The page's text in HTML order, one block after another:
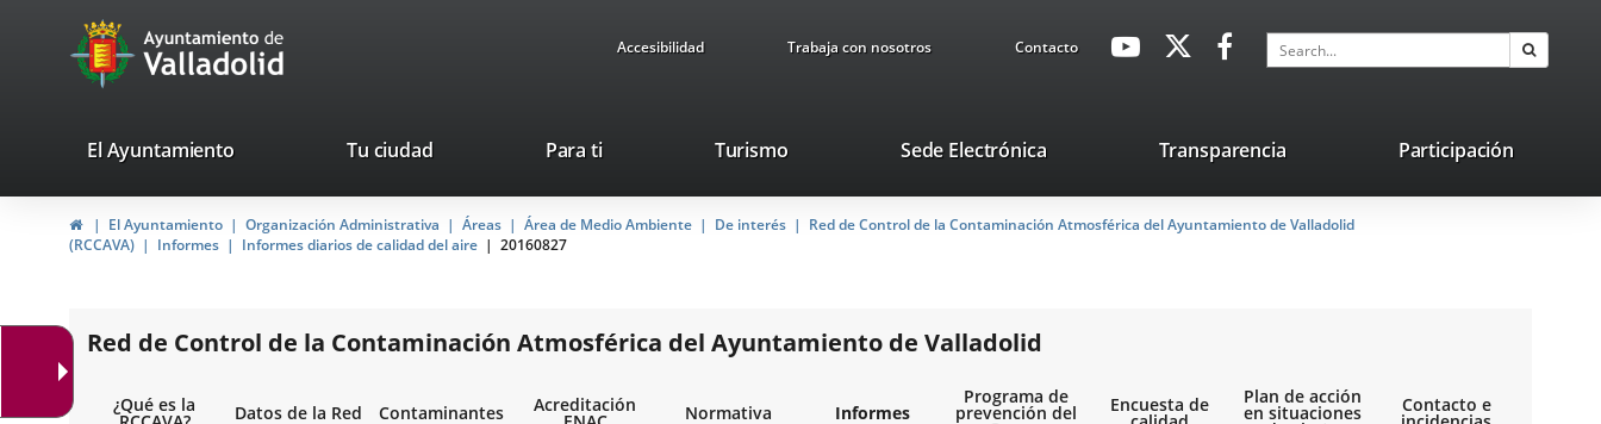
Portal
Web
Ayuntamiento
de
Valladolid
Accesibilidad Trabaja con nosotros ContactoavaHeaderSocial
Link
Link
application.
application.
Search
valladolid.es
El Ayuntamiento Tu ciudad Para ti TurismoThis
will
open
up
window.
Sede ElectrónicaLink
external
application.
Transparencia Participación
HomeEl Ayuntamiento Organización Administrativa Áreas Área de Medio Ambiente De interés
Red de Control de la Contaminación Atmosférica del Ayuntamiento de Valladolid
(RCCAVA)
Informes Informes diarios de calidad del aire 20160827
Red de Control de la Contaminación Atmosférica del Ayuntamiento de Valladolid
¿Qué es la Datos de la Red Contaminantes Acreditación Normativa Informes
Programa de
prevención del Encuesta de Plan de acción
en situaciones Contacto e